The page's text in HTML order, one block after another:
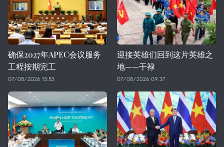
确保2027年APEC会议服务
工程按期完工
07/08/2026 15:53
迎接英雄们回到这片英雄之
地——干禄
07/08/2026 09:37